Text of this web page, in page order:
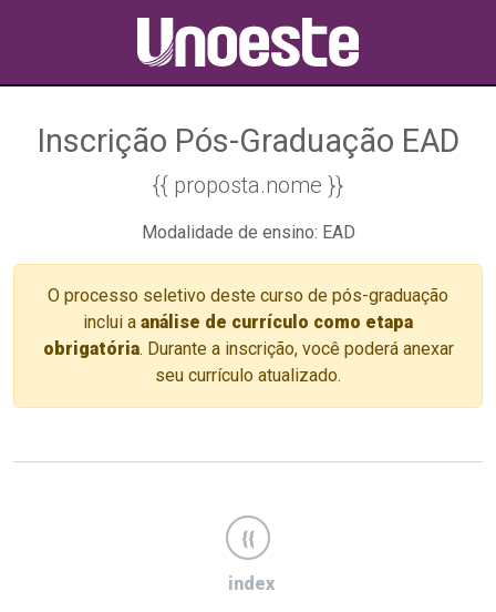
Inscrição Pós-Graduação EAD
{{ proposta.nome }}
Modalidade de ensino: EAD
O processo seletivo deste curso de pós-graduação
inclui a análise de currículo como etapa
obrigatória. Durante a inscrição, você poderá anexar
seu currículo atualizado.
{{
index